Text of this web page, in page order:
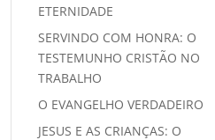
ETERNIDADE
SERVINDO COM HONRA: O
TESTEMUNHO CRISTÃO NO
TRABALHO
O EVANGELHO VERDADEIRO
JESUS E AS CRIANÇAS: O